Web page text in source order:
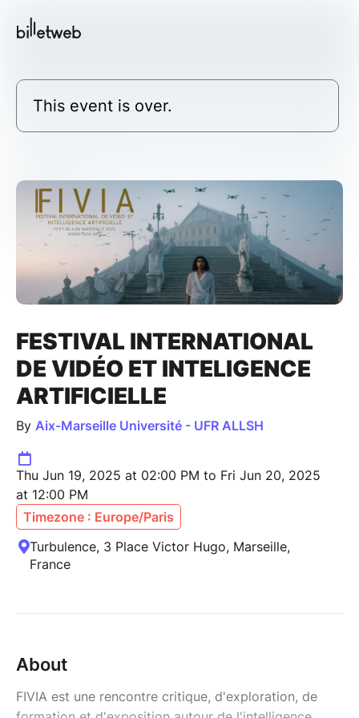
This event is over.
FESTIVAL INTERNATIONAL
DE VIDÉO ET INTELIGENCE
ARTIFICIELLE
By Aix-Marseille Université - UFR ALLSH
Thu Jun 19, 2025 at 02:00 PM to Fri Jun 20, 2025
at 12:00 PM
Timezone : Europe/Paris
Turbulence, 3 Place Victor Hugo, Marseille,
France
About
FIVIA est une rencontre critique, d'exploration, de